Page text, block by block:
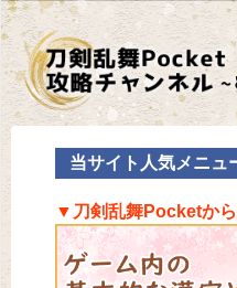
当サイト人気メニュ
▼刀剣乱舞Pocketか